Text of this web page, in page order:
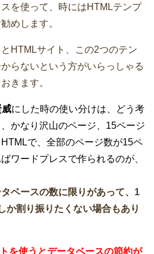
を使って、時にはHTMLテンプ
めします。
HTMLサイト、この2つのテン
らないという方がいらっしゃる
きます。
にした時の使い分けは、どう考
かなり沢山のページ、15ページ
で、全部のページ数が15ペ
ワードプレスで作られるのが、
ベースの数に限りがあって、1
か割り振りたくない場合もあり
を使うとデータベースの節約が